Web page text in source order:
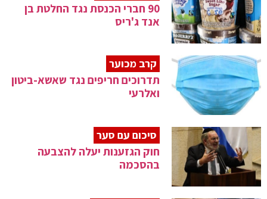
90 חברי הכנסת נגד החלטת בן
אנד ג'ריס
קרב מכוער
תדרוכים חריפים נגד שאשא-ביטון
ואלרעי
סיכום עם סער
חוק הגזענות יעלה להצבעה
בהסכמה